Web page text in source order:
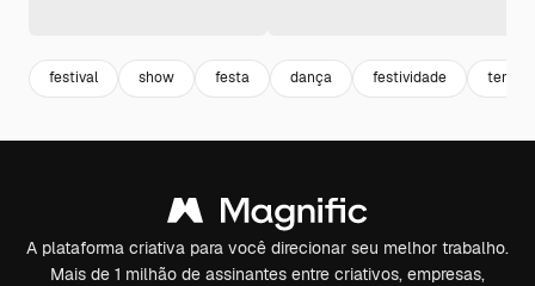
festival show festa dança festividade
A plataforma criativa para você direcionar seu melhor trabalho.
Mais de 1 milhão de assinantes entre criativos, empresas,